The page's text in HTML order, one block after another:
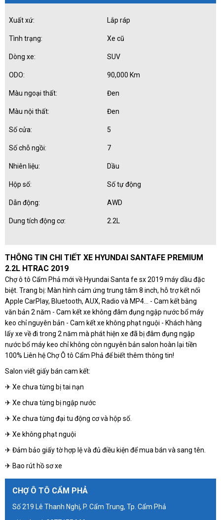
Xuất xứ: Lắp ráp
Tình trạng: Xe cũ
Dòng xe: SUV
ODO: 90,000 Km
Màu ngoại thất: Đen
Màu nội thất: Đen
Số cửa: 5
Số chỗ ngồi: 7
Nhiên liệu: Dầu
Hộp số: Số tự động
Dẫn động: AWD
Dung tích động cơ: 2.2L
THÔNG TIN CHI TIẾT XE HYUNDAI SANTAFE PREMIUM
2.2L HTRAC 2019
Chợ ô tô Cẩm Phả mới về Hyundai Santa fe sx 2019 máy dầu đặc
biệt. Trang bị: Màn hình cảm ứng trung tâm 8 inch, hỗ trợ kết nối
Apple CarPlay, Bluetooth, AUX, Radio và MP4… - Cam kết bằng
văn bản 2 năm - Cam kết xe không đâm đụng ngập nước bổ máy
keo chỉ nguyên bản - Cam kết xe không phạt nguội - Khách hàng
lấy xe về đi trong 2 năm mà phát hiện xe đã bị đâm đụng ngập
nước bổ máy keo chỉ không còn nguyên bản salon hoàn lại tiền
100% Liên hệ Chợ Ô tô Cẩm Phả để biết thêm thông tin!
Salon viết giấy bán cam kết:
✈ Xe chưa từng bị tai nạn
✈ Xe chưa từng bị ngập nước
✈ Xe chưa từng đại tu động cơ và hộp số.
✈ Xe không phạt nguội
✈ Đảm bảo giấy tờ hợp lệ và đủ điều kiện để mua bán và sang tên.
✈ Bao rút hồ sơ xe
CHỢ Ô TÔ CẨM PHẢ
Số 219 Lê Thanh Nghị, P. Cẩm Trung, Tp. Cẩm Phả